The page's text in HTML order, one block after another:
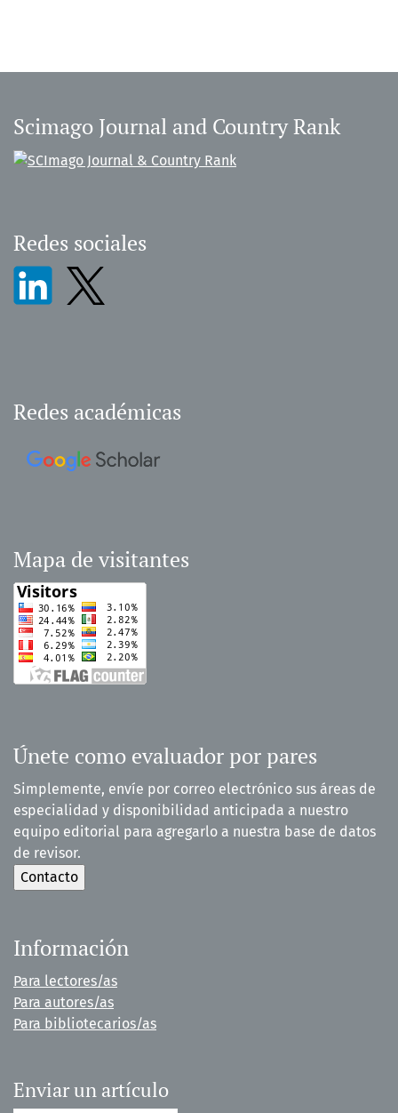
Scimago Journal and Country Rank
Redes sociales
Redes académicas
Mapa de visitantes
Únete como evaluador por pares
Simplemente, envíe por correo electrónico sus áreas de
especialidad y disponibilidad anticipada a nuestro
equipo editorial para agregarlo a nuestra base de datos
de revisor.
Información
Para lectores/as
Para autores/as
Para bibliotecarios/as
Enviar un artículo